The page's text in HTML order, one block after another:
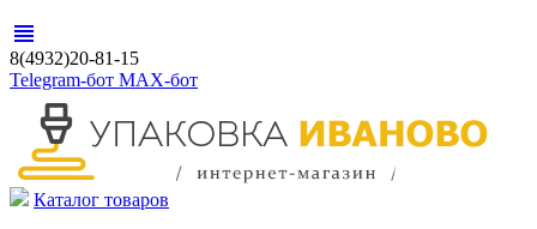
view_headline
8(4932)20-81-15
Telegram-бот MAX-бот
Каталог товаров